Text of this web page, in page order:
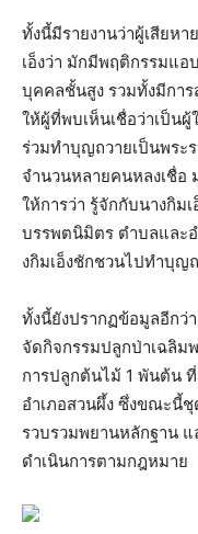
ทั้งนี้มีรายงานว่าผู้เสียห
เอ็งว่า มักมีพฤติกรรมแ
บุคคลชั้นสูง รวมทั้งมีการ
ให้ผู้ที่พบเห็นเชื่อว่าเป็น
ร่วมทำบุญถวายเป็นพระ
จำนวนหลายคนหลงเชื่อ
ให้การว่า รู้จักกับนางกิ
บรรพตนิมิตร ตำบลและ
งกิมเอ็งชักชวนไปทำบุญ
ทั้งนี้ยังปรากฏข้อมูลอีกว่
จัดกิจกรรมปลูกป่าเฉลิม
การปลูกต้นไม้ 1 พันต้น
อำเภอสวนผึ้ง ซึ่งขณะนี้
รวบรวมพยานหลักฐาน
ดำเนินการตามกฎหมาย